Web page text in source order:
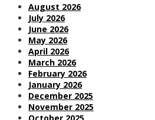
August 2026
July 2026
June 2026
May 2026
April 2026
March 2026
February 2026
January 2026
December 2025
November 2025